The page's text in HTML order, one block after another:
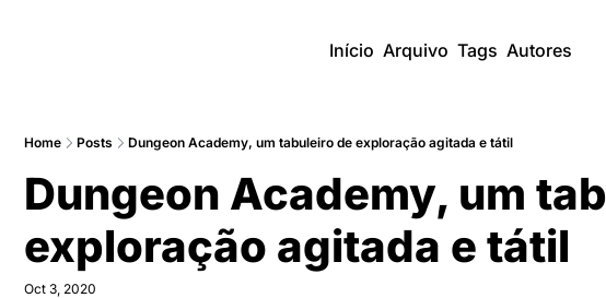
Início Arquivo Tags Autores
Home Posts Dungeon Academy, um tabuleiro de exploração agitada e tátil
Dungeon Academy, um
exploração agitada e tátil
Oct 3, 2020